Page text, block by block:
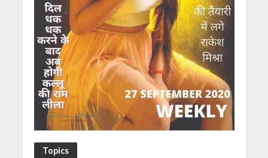
Topics